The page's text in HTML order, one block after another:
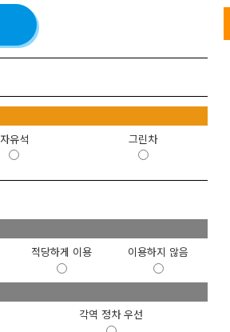
자유석 그린차
적당하게 이용 이용하지 않음
각역 정차 우선